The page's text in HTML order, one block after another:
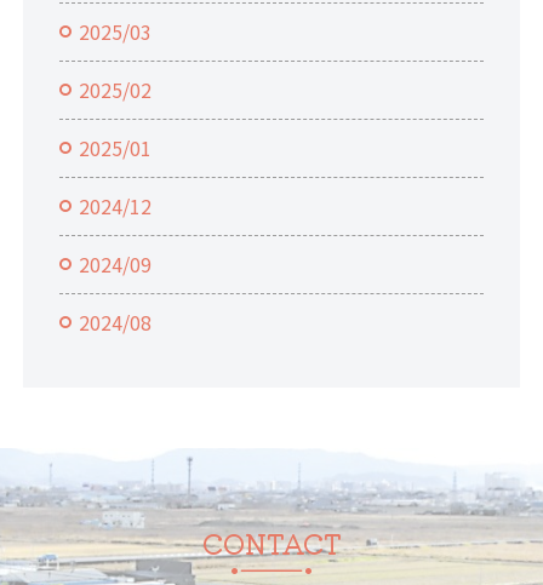
2025/03
2025/02
2025/01
2024/12
2024/09
2024/08
CONTACT